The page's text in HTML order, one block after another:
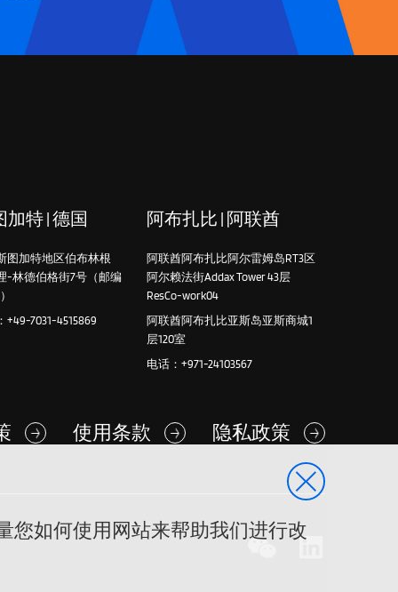
您如何使用网站来帮助我们进行改
加特 | 德国
图加特地区伯布林根
-林德伯格街7号（邮编
+49-7031-4515869
阿布扎比 | 阿联酋
阿联酋阿布扎比阿尔雷姆岛RT3区
阿尔赖法街Addax Tower 43层
ResCo-work04
阿联酋阿布扎比亚斯岛亚斯商城1
层120室
电话：+971-24103567
使用条款 隐私政策